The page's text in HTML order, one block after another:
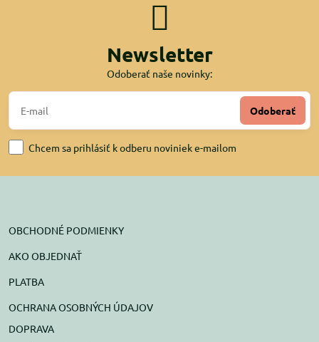
Newsletter
Odoberať naše novinky:
Odoberať
Chcem sa prihlásiť k odberu noviniek e-mailom
OBCHODNÉ PODMIENKY
AKO OBJEDNAŤ
PLATBA
OCHRANA OSOBNÝCH ÚDAJOV
DOPRAVA